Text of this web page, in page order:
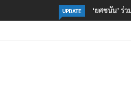
UPDATE
งเกล้า ช่วยเหยื่อเหตุ รร. เทพศิรินทร์ นนทบุ